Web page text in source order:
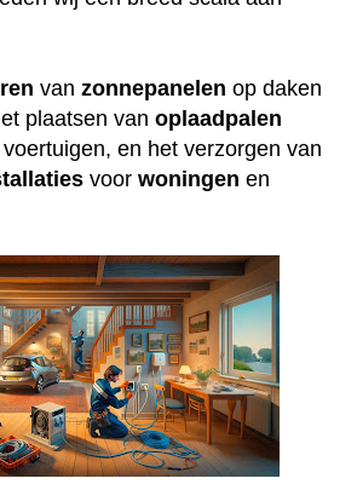
van zonnepanelen op daken
plaatsen van oplaadpalen
en het verzorgen van
voor woningen en